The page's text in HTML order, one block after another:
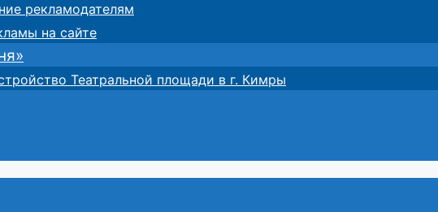
рекламодателям
на сайте
Театральной площади в г. Кимры